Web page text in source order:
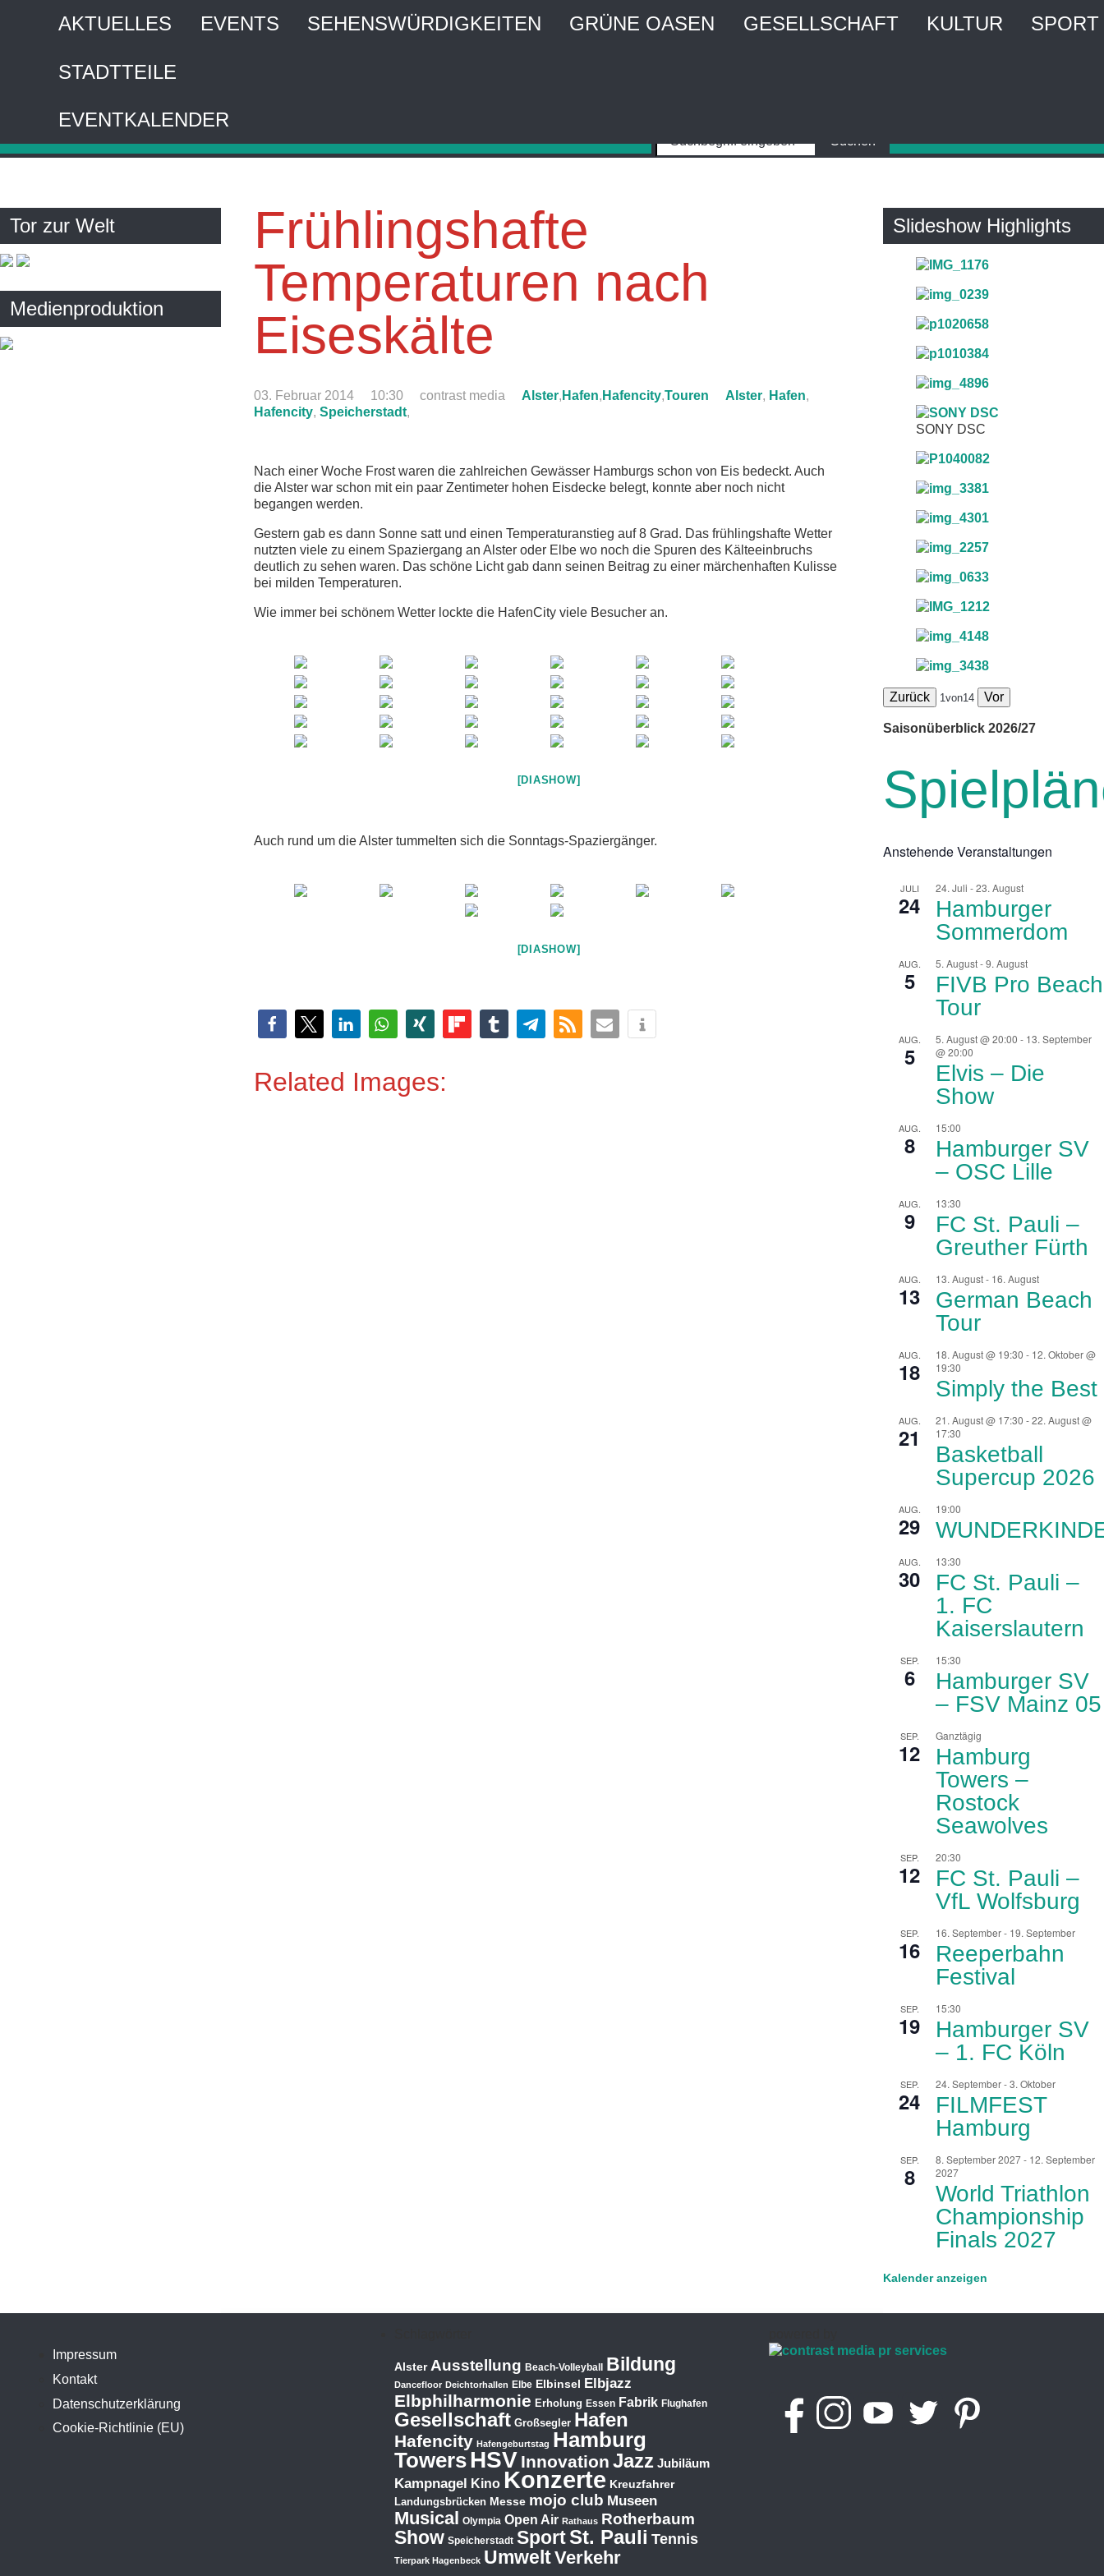
AKTUELLES EVENTS SEHENSWÜRDIGKEITEN GRÜNE OASEN GESELLSCHAFT KULTUR SPORT
STADTTEILE
EVENTKALENDER
Frühlingshafte
Temperaturen nach
Eiseskälte
03. Februar 2014 10:30 contrast media Alster, Hafen, Hafencity,Touren Alster, Hafen,
Hafencity, Speicherstadt,
Nach einer Woche Frost waren die zahlreichen Gewässer Hamburgs schon von Eis bedeckt. Auch
die Alster war schon mit ein paar Zentimeter hohen Eisdecke belegt, konnte aber noch nicht
begangen werden.
Gestern gab es dann Sonne satt und einen Temperaturanstieg auf 8 Grad. Das frühlingshafte Wetter
nutzten viele zu einem Spaziergang an Alster oder Elbe wo noch die Spuren des Kälteeinbruchs
deutlich zu sehen waren. Das schöne Licht gab dann seinen Beitrag zu einer märchenhaften Kulisse
bei milden Temperaturen.
Wie immer bei schönem Wetter lockte die HafenCity viele Besucher an.
[DIASHOW]
Auch rund um die Alster tummelten sich die Sonntags-Spaziergänger.
[DIASHOW]
Related Images:
Tor zur Welt
Medienproduktion
Slideshow Highlights
SONY DSC
Zurück 1von14 Vor
Saisonüberblick 2026/27
Anstehende Veranstaltungen
JULI
24
24. Juli -23. August
Hamburger
Sommerdom
AUG.
5
5. August-9. August
FIVB Pro Beach
Tour
AUG.
5
5. August @ 20:00 - 13. September
@ 20:00
Elvis – Die
Show
AUG.
8
15:00
Hamburger SV
– OSC Lille
AUG.
9
13:30
FC St. Pauli –
Greuther Fürth
AUG.
13
13. August- 16. August
German Beach
Tour
AUG.
18
18. August @ 19:30 - 12. Oktober @
19:30
Simply the Best
AUG.
21
21. August @ 17:30 -22. August @
17:30
Basketball
Supercup 2026
AUG.
29
19:00
AUG.
30
13:30
FC St. Pauli –
1. FC
Kaiserslautern
SEP.
6
15:30
Hamburger SV
– FSV Mainz 05
SEP.
12
Ganztägig
Hamburg
Towers –
Rostock
Seawolves
SEP.
12
20:30
FC St. Pauli –
VfL Wolfsburg
SEP.
16
16. September- 19. September
Reeperbahn
Festival
SEP.
19
15:30
Hamburger SV
– 1. FC Köln
SEP.
24
24. September-3. Oktober
FILMFEST
Hamburg
SEP.
8
8. September 2027- 12. September
2027
World Triathlon
Championship
Finals 2027
Kalender anzeigen
Impressum
Kontakt
Datenschutzerklärung
Cookie-Richtlinie (EU)
Alster Ausstellung Beach-Volleyball Bildung
Dancefloor Deichtorhallen Elbe Elbinsel Elbjazz
Elbphilharmonie Erholung Essen Fabrik Flughafen
Gesellschaft Großsegler Hafen
Hafencity Hafengeburtstag Hamburg
TowersHSV Innovation Jazz Jubiläum
Kampnagel Kino Konzerte Kreuzfahrer
Landungsbrücken Messe mojo club Museen
Musical Olympia Open Air Rathaus Rotherbaum
Show Speicherstadt SportSt. Pauli Tennis
Tierpark Hagenbeck UmweltVerkehr